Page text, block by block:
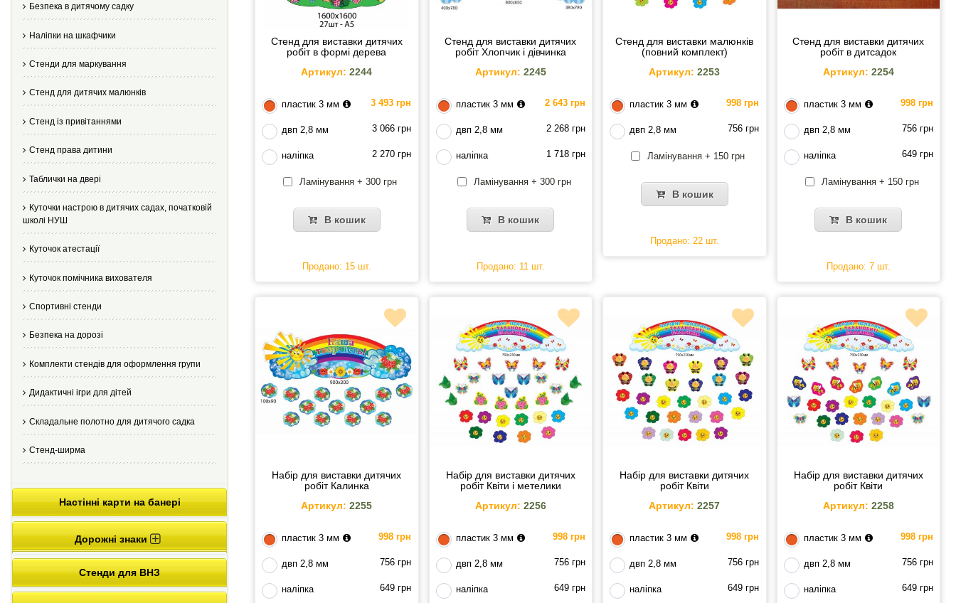
Безпека в дитячому садку
Наліпки на шкафчики
Стенди для маркування
Стенд для дитячих малюнків
Стенд із привітаннями
Стенд права дитини
Таблички на двері
Куточки настрою в дитячих садах, початковій
школі НУШ
Куточок атестації
Куточок помічника вихователя
Спортивні стенди
Безпека на дорозі
Комплекти стендів для оформлення групи
Дидактичні ігри для дітей
Складальне полотно для дитячого садка
Стенд-ширма
Настінні карти на банері
Дорожні знаки
Стенди для ВНЗ
Стенд для виставки дитячих
робіт в формі дерева
Артикул: 2244
пластик 3 мм 3 493 грн
двп 2,8 мм 3 066 грн
наліпка 2 270 грн
Ламінування + 300 грн
В кошик
Продано: 15 шт.
Стенд для виставки дитячих
робіт Хлопчик і дівчинка
Артикул: 2245
пластик 3 мм 2 643 грн
двп 2,8 мм 2 268 грн
наліпка 1 718 грн
Ламінування + 300 грн
В кошик
Продано: 11 шт.
Стенд для виставки малюнків
(повний комплект)
Артикул: 2253
пластик 3 мм 998 грн
двп 2,8 мм 756 грн
Ламінування + 150 грн
В кошик
Продано: 22 шт.
Стенд для виставки дитячих
робіт в дитсадок
Артикул: 2254
пластик 3 мм 998 грн
двп 2,8 мм 756 грн
наліпка 649 грн
Ламінування + 150 грн
В кошик
Продано: 7 шт.
Набір для виставки дитячих
робіт Калинка
Артикул: 2255
пластик 3 мм 998 грн
двп 2,8 мм 756 грн
наліпка 649 грн
Набір для виставки дитячих
робіт Квіти і метелики
Артикул: 2256
пластик 3 мм 998 грн
двп 2,8 мм 756 грн
наліпка 649 грн
Набір для виставки дитячих
робіт Квіти
Артикул: 2257
пластик 3 мм 998 грн
двп 2,8 мм 756 грн
наліпка 649 грн
Набір для виставки дитячих
робіт Квіти
Артикул: 2258
пластик 3 мм 998 грн
двп 2,8 мм 756 грн
наліпка 649 грн